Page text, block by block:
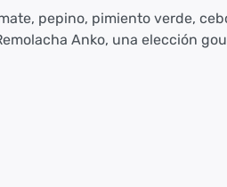
pepino, pimiento verde,
Anko, una elección